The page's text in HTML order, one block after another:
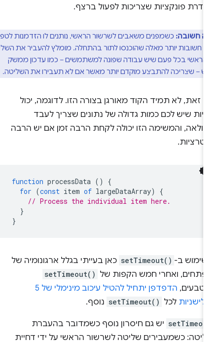
פונקציות שצריכות לפעול ברצף.
חשובה:כשמפנים משאבים לשרשור הראשי, נותנים לו הזדמנות לטפל
חשובות יותר מאלה שהוכנסו לתור בהתחלה. מומלץ להעביר את השליטה
הראשי בכל פעם שיש עבודה שפונה למשתמשים – כמו עדכון ממשק
– שצריכה להתבצע מוקדם יותר מאשר אם לא תעבירו את השליטה.
זאת, לא תמיד הקוד מאורגן בצורה הזו. לדוגמה, יכול
שיש לכם כמות גדולה של נתונים שצריך לעבד
והמשימה הזו יכולה לקחת הרבה זמן אם יש הרבה
function processData ()
for (const item of largeDataArray
// Process the individual item here.
ב- setTimeout() כאן בעייתי בגלל ארגונומיה של
ואחרי חמש הקפות של setTimeout()
הדפדפן יתחיל להטיל עיכוב מינימלי של 5
לכל setTimeout() נוסף.
יש גם חיסרון נוסף כשמדובר בהעברת
כשמעבירים שליטה לשרשור הראשי על ידי דחיית